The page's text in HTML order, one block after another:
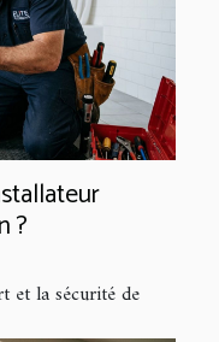
?
et la sécurité de